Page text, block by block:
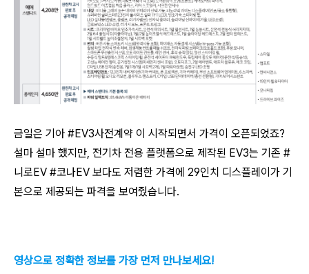
금일은 기아 #EV3사전계약 이 시작되면서 가격이 오픈되었죠?
설마 설마 했지만, 전기차 전용 플랫폼으로 제작된 EV3는 기존 #
니로EV #코나EV 보다도 저렴한 가격에 29인치 디스플레이가 기
본으로 제공되는 파격을 보여줬습니다.
영상으로 정확한 정보를 가장 먼저 만나보세요!